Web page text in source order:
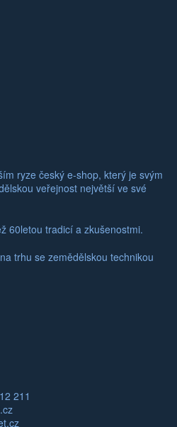
ryze český e-shop, který je svým
veřejnost největší ve své
60letou tradicí a zkušenostmi.
trhu se zemědělskou technikou
211